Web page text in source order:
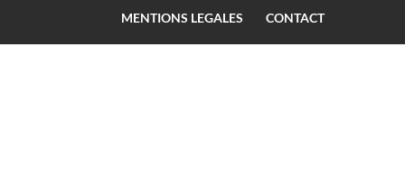
MENTIONS LEGALES CONTACT